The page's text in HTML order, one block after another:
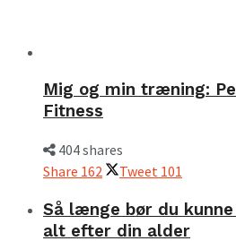
Mig og min træning:
Fitness
404 shares
Share 162 Tweet 101
Så længe bør du
alt efter din alder